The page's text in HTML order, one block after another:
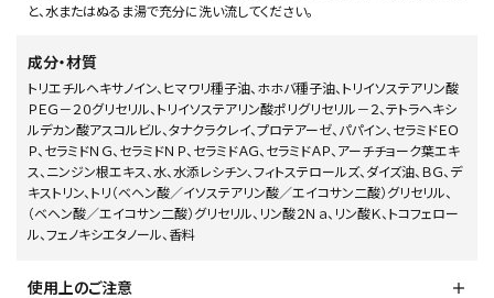
と、水またはぬるま湯で充分に洗い流してください。
成分・材質
トリエチルヘキサノイン、ヒマワリ種子油、ホホバ種子油、トリイソステアリン酸
ＰＥＧ－２０グリセリル、トリイソステアリン酸ポリグリセリル－２、テトラヘキシ
ルデカン酸アスコルビル、タナクラクレイ、プロテアーゼ、パパイン、セラミドＥＯ
Ｐ、セラミドＮＧ、セラミドＮＰ、セラミドＡＧ、セラミドＡＰ、アーチチョーク葉エキ
ス、ニンジン根エキス、水、水添レシチン、フィトステロールズ、ダイズ油、ＢＧ、デ
キストリン、トリ（ベヘン酸／イソステアリン酸／エイコサン二酸）グリセリル、
（ベヘン酸／エイコサン二酸）グリセリル、リン酸２Ｎａ、リン酸Ｋ、トコフェロー
ル、フェノキシエタノール、香料
使用上のご注意